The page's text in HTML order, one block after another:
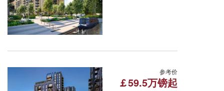
伦敦·欧沃苑 Oval Village
参考价
￡59.5万镑起